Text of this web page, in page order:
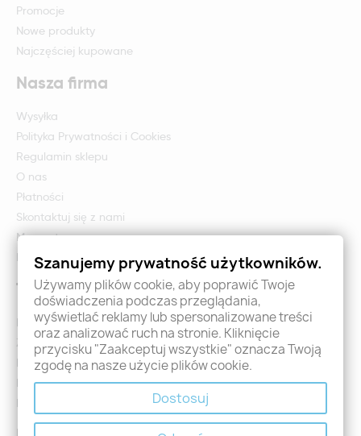
Promocje
Nowe produkty
Najczęściej kupowane
Nasza firma
Wysyłka
Polityka Prywatności i Cookies
Regulamin sklepu
O nas
Płatności
Skontaktuj się z nami
Mapa strony
Formularz zwrotu i reklamacji
Twoje konto
Logowanie
Załóż konto - Rejestracja
Moje zamówienia
Promocje
Nowości
Szanujemy prywatność użytkowników.
Używamy plików cookie, aby poprawić Twoje
doświadczenia podczas przeglądania,
wyświetlać reklamy lub spersonalizowane treści
oraz analizować ruch na stronie. Kliknięcie
przycisku "Zaakceptuj wszystkie" oznacza Twoją
zgodę na nasze użycie plików cookie.
Dostosuj